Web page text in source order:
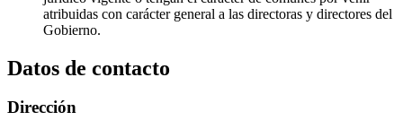
atribuidas con carácter general a las directoras y directores del
Gobierno.
Datos de contacto
Dirección